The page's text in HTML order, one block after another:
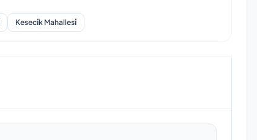
Keseci̇k Mahallesi̇